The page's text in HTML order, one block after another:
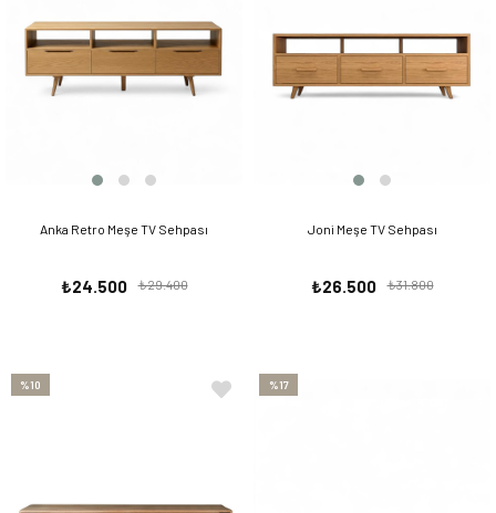
Anka Retro Meşe TV Sehpası
₺24.500 ₺29.400
Joni Meşe TV Sehpası
₺26.500 ₺31.800
%10 %17